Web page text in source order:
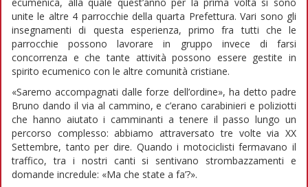
ecumenica, alla quale quest’anno per la prima volta si sono
unite le altre 4 parrocchie della quarta Prefettura. Vari sono gli
insegnamenti di questa esperienza, primo fra tutti che le
parrocchie possono lavorare in gruppo invece di farsi
concorrenza e che tante attività possono essere gestite in
spirito ecumenico con le altre comunità cristiane.
«Saremo accompagnati dalle forze dell’ordine», ha detto padre
Bruno dando il via al cammino, e c’erano carabinieri e poliziotti
che hanno aiutato i camminanti a tenere il passo lungo un
percorso complesso: abbiamo attraversato tre volte via XX
Settembre, tanto per dire. Quando i motociclisti fermavano il
traffico, tra i nostri canti si sentivano strombazzamenti e
domande incredule: «Ma che state a fa’?».